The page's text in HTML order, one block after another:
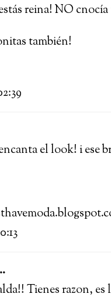
reina! NO
también!
el look! i ese
Tienes razon, es